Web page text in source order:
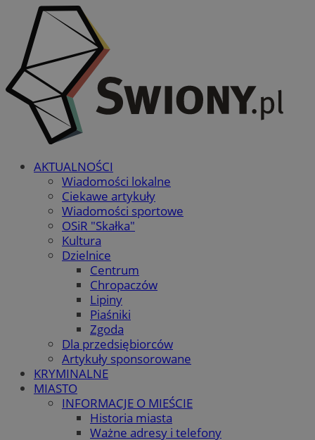
AKTUALNOŚCI
Wiadomości lokalne
Ciekawe artykuły
Wiadomości sportowe
OSiR "Skałka"
Kultura
Dzielnice
Centrum
Chropaczów
Lipiny
Piaśniki
Zgoda
Dla przedsiębiorców
Artykuły sponsorowane
KRYMINALNE
MIASTO
INFORMACJE O MIEŚCIE
Historia miasta
Ważne adresy i telefony